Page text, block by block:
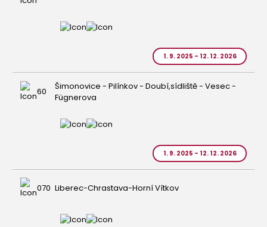
1. 9. 2025 - 12. 12. 2026
60
Šimonovice - Pilínkov - Doubí,sídliště - Vesec -
Fügnerova
1. 9. 2025 - 12. 12. 2026
070 Liberec-Chrastava-Horní Vítkov